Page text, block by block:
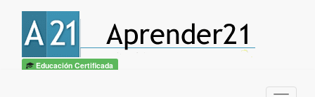
Educación Certificada